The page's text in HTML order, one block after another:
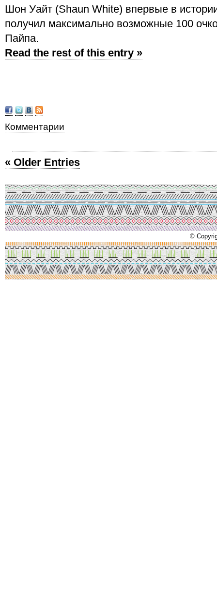
Шон Уайт (Shaun White) впервые в
получил максимально возможные 100
Пайпа.
Read the rest of this entry »
Комментарии
« Older Entries
©